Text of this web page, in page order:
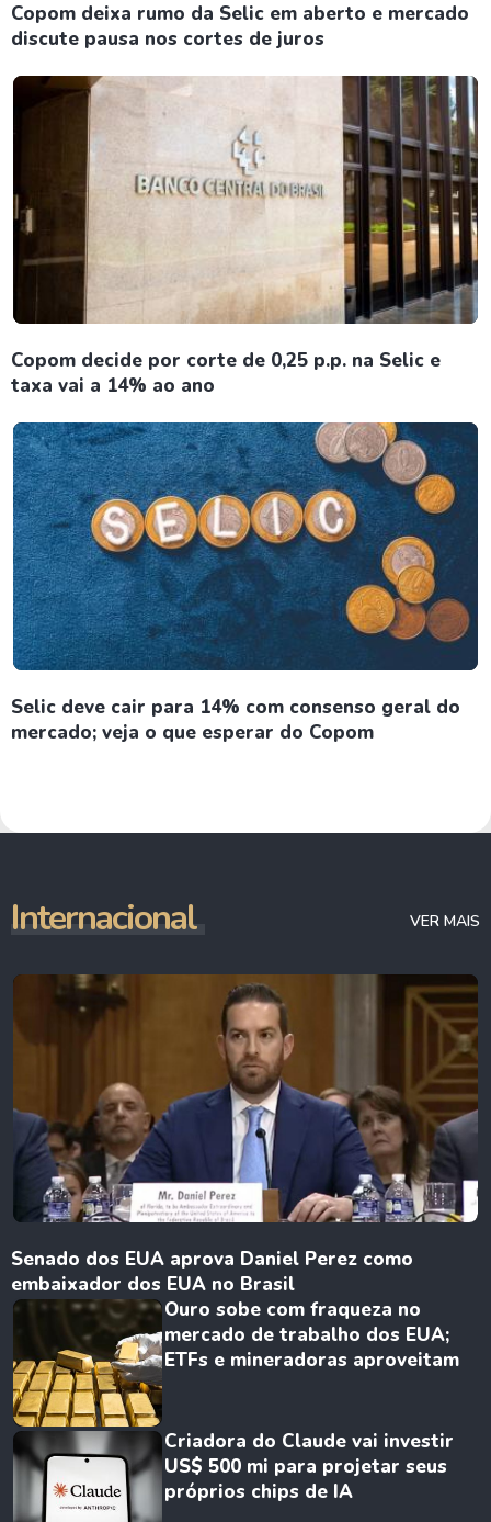
Copom deixa rumo da Selic em aberto e mercado
discute pausa nos cortes de juros
Copom decide por corte de 0,25 p.p. na Selic e
taxa vai a 14% ao ano
Selic deve cair para 14% com consenso geral do
mercado; veja o que esperar do Copom
Internacional VER MAIS
Senado dos EUA aprova Daniel Perez como
embaixador dos EUA no Brasil
Ouro sobe com fraqueza no
mercado de trabalho dos EUA;
ETFs e mineradoras aproveitam
Criadora do Claude vai investir
US$ 500 mi para projetar seus
próprios chips de IA